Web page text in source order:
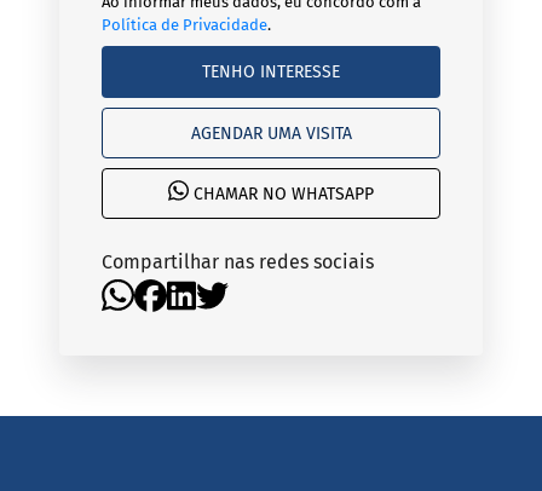
Política de Privacidade.
TENHO INTERESSE
AGENDAR UMA VISITA
CHAMAR NO WHATSAPP
Compartilhar nas redes sociais